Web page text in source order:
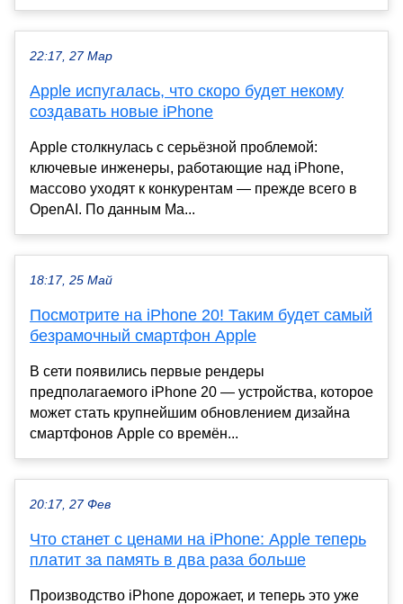
22:17, 27 Мар
Apple испугалась, что скоро будет некому
создавать новые iPhone
Apple столкнулась с серьёзной проблемой:
ключевые инженеры, работающие над iPhone,
массово уходят к конкурентам — прежде всего в
OpenAI. По данным Ма...
18:17, 25 Май
Посмотрите на iPhone 20! Таким будет самый
безрамочный смартфон Apple
В сети появились первые рендеры
предполагаемого iPhone 20 — устройства, которое
может стать крупнейшим обновлением дизайна
смартфонов Apple со времён...
20:17, 27 Фев
Что станет с ценами на iPhone: Apple теперь
платит за память в два раза больше
Производство iPhone дорожает, и теперь это уже